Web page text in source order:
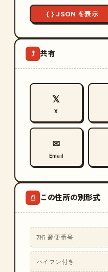
{ } JSON を表示
⤴ 共有
𝕏
X
✉
Email
⎙ この住所の別形式
7桁 郵便番号
ハイフン付き